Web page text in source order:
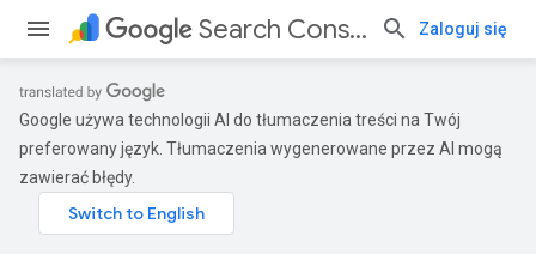
Search Console API Zaloguj się
Google używa technologii AI do tłumaczenia treści na Twój
preferowany język. Tłumaczenia wygenerowane przez AI mogą
zawierać błędy.